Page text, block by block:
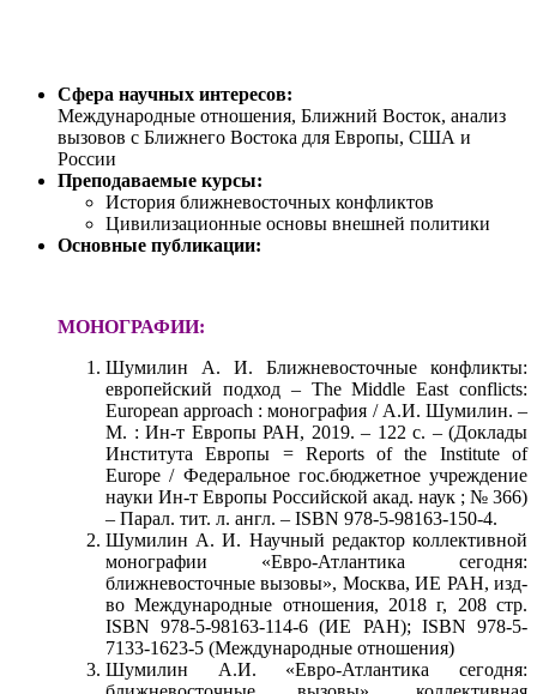
Сфера научных интересов:
Международные отношения, Ближний Восток, анализ
вызовов с Ближнего Востока для Европы, США и
России
Преподаваемые курсы:
История ближневосточных конфликтов
Цивилизационные основы внешней политики
Основные публикации:
МОНОГРАФИИ:
Шумилин А. И. Ближневосточные конфликты:
европейский подход – The Middle East conflicts:
European approach : монография / А.И. Шумилин. –
М. : Ин-т Европы РАН, 2019. – 122 с. – (Доклады
Института Европы = Reports of the Institute of
Europe / Федеральное гос.бюджетное учреждение
науки Ин-т Европы Российской акад. наук ; № 366)
– Парал. тит. л. англ. – ISBN 978-5-98163-150-4.
Шумилин А. И. Научный редактор коллективной
монографии «Евро-Атлантика сегодня:
ближневосточные вызовы», Москва, ИЕ РАН, изд-
во Международные отношения, 2018 г, 208 стр.
ISBN 978-5-98163-114-6 (ИЕ РАН); ISBN 978-5-
7133-1623-5 (Международные отношения)
Шумилин А.И. «Евро-Атлантика сегодня: